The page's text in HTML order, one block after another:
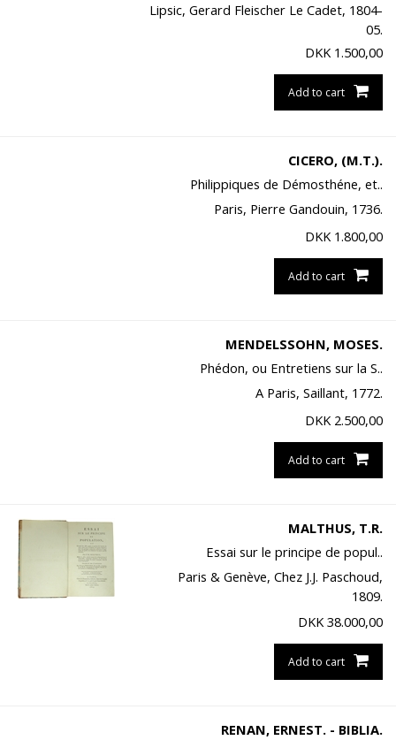
Lipsic, Gerard Fleischer Le Cadet, 1804-
05.
DKK 1.500,00
Add to cart
CICERO, (M.T.).
Philippiques de Démosthéne, et..
Paris, Pierre Gandouin, 1736.
DKK 1.800,00
Add to cart
MENDELSSOHN, MOSES.
Phédon, ou Entretiens sur la S..
A Paris, Saillant, 1772.
DKK 2.500,00
Add to cart
MALTHUS, T.R.
Essai sur le principe de popul..
Paris & Genève, Chez J.J. Paschoud,
1809.
DKK 38.000,00
Add to cart
RENAN, ERNEST. - BIBLIA.